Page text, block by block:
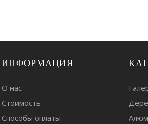
ИНФОРМАЦИЯ
О нас
Стоимость
Способы оплаты